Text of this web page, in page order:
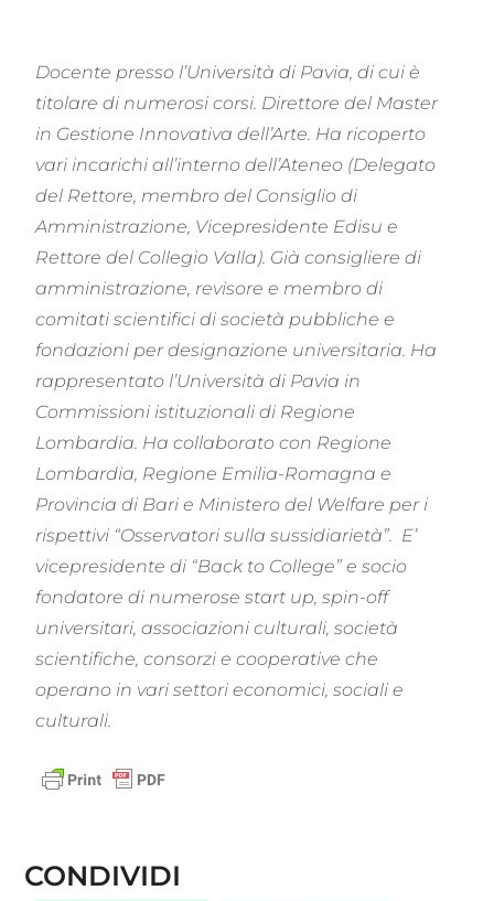
Docente presso l’Università di Pavia, di cui è
titolare di numerosi corsi. Direttore del Master
in Gestione Innovativa dell’Arte. Ha ricoperto
vari incarichi all’interno dell’Ateneo (Delegato
del Rettore, membro del Consiglio di
Amministrazione, Vicepresidente Edisu e
Rettore del Collegio Valla). Già consigliere di
amministrazione, revisore e membro di
comitati scientifici di società pubbliche e
fondazioni per designazione universitaria. Ha
rappresentato l’Università di Pavia in
Commissioni istituzionali di Regione
Lombardia. Ha collaborato con Regione
Lombardia, Regione Emilia-Romagna e
Provincia di Bari e Ministero del Welfare per i
rispettivi “Osservatori sulla sussidiarietà”. E’
vicepresidente di “Back to College” e socio
fondatore di numerose start up, spin-off
universitari, associazioni culturali, società
scientifiche, consorzi e cooperative che
operano in vari settori economici, sociali e
culturali.
CONDIVIDI